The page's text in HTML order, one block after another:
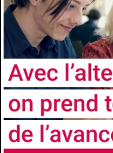
Niveau d’accès
3e année
Prérequis